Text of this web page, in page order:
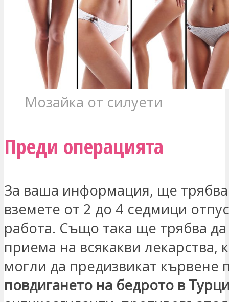
Мозайка от силуети
Преди операцията
За ваша информация, ще
вземете от 2 до 4 седмици
работа. Също така ще трябва
приема на всякакви лекарства,
могли да предизвикат кървене
повдигането на бедрото в